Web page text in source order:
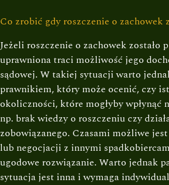
Co zrobić gdy roszczenie o zachowek
Jeżeli roszczenie o zachowek zostało
uprawniona traci możliwość jego
sądowej. W takiej sytuacji warto
prawnikiem, który może ocenić, czy
okoliczności, które mogłyby wpłynąć
np. brak wiedzy o roszczeniu czy
zobowiązanego. Czasami możliwe
lub negocjacji z innymi
ugodowe rozwiązanie. Warto jednak
sytuacja jest inna i wymaga